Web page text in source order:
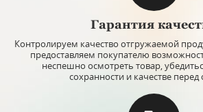
Штоф для виски "Crack", хрусталь,
Объём штофа: 0,9 л.
Материал: хрусталь.
Производитель: Bohemia Jihlava, Чехия.
Гарантия
Контролируем качество отгружаемой
предоставляем покупателю
неспешно осмотреть товар,
сохранности и качестве перед